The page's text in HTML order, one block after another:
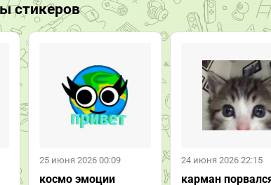
стикеров
25 июня 2026 00:09
космо эмоции
24 июня 2026 22:15
карман